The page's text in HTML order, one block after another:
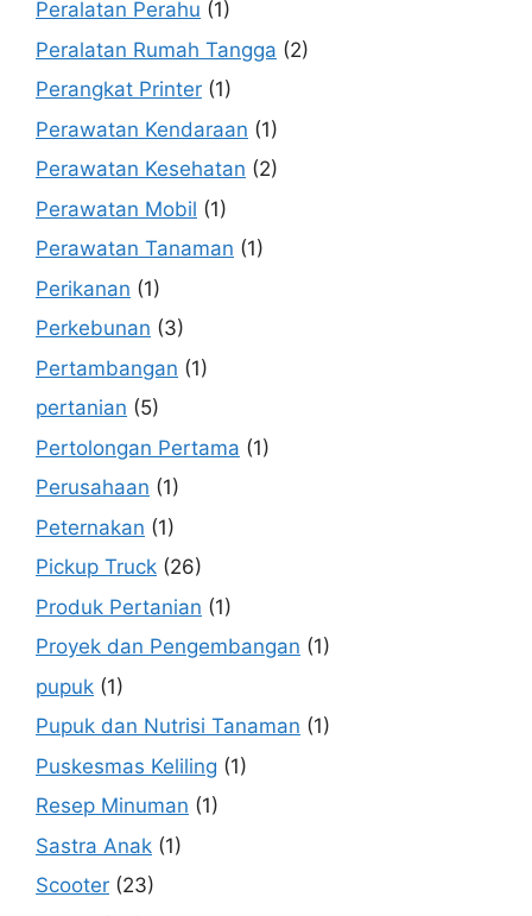
Peralatan Perahu (1)
Peralatan Rumah Tangga (2)
Perangkat Printer (1)
Perawatan Kendaraan (1)
Perawatan Kesehatan (2)
Perawatan Mobil (1)
Perawatan Tanaman (1)
Perikanan (1)
Perkebunan (3)
Pertambangan (1)
pertanian (5)
Pertolongan Pertama (1)
Perusahaan (1)
Peternakan (1)
Pickup Truck (26)
Produk Pertanian (1)
Proyek dan Pengembangan (1)
pupuk (1)
Pupuk dan Nutrisi Tanaman (1)
Puskesmas Keliling (1)
Resep Minuman (1)
Sastra Anak (1)
Scooter (23)